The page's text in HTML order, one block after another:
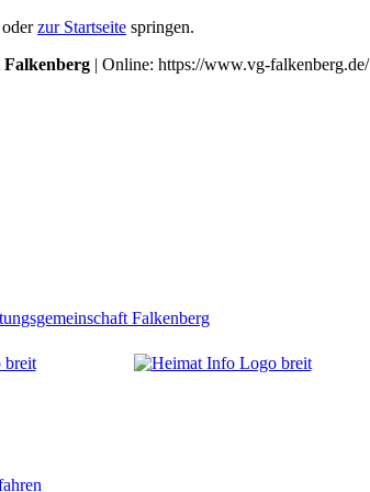
oderzur Startseite springen.
Falkenberg | Online: https://www.vg-falkenberg.de/